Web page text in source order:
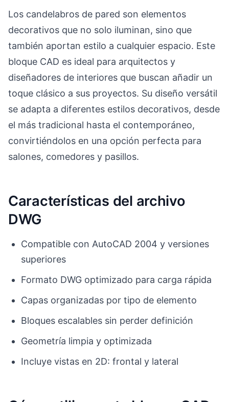
Los candelabros de pared son elementos
decorativos que no solo iluminan, sino que
también aportan estilo a cualquier espacio. Este
bloque CAD es ideal para arquitectos y
diseñadores de interiores que buscan añadir un
toque clásico a sus proyectos. Su diseño versátil
se adapta a diferentes estilos decorativos, desde
el más tradicional hasta el contemporáneo,
convirtiéndolos en una opción perfecta para
salones, comedores y pasillos.
Características del archivo
DWG
Compatible con AutoCAD 2004 y versiones
superiores
Formato DWG optimizado para carga rápida
Capas organizadas por tipo de elemento
Bloques escalables sin perder definición
Geometría limpia y optimizada
Incluye vistas en 2D: frontal y lateral